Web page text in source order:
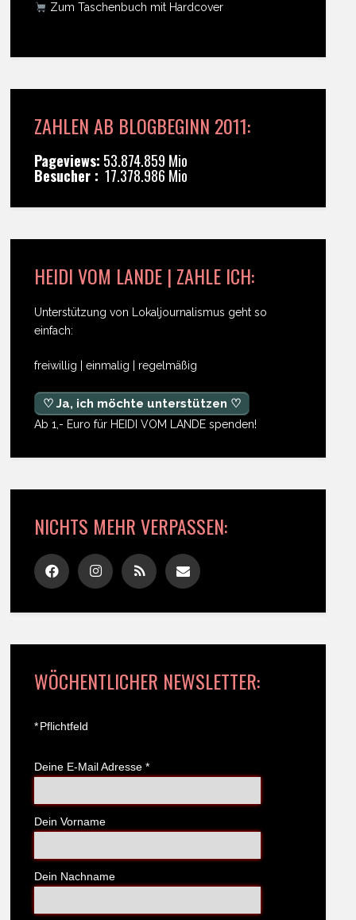
Zum Taschenbuch mit Hardcover
ZAHLEN AB BLOGBEGINN 2011:
Pageviews: 53.874.859 Mio
Besucher : 17.378.986 Mio
HEIDI VOM LANDE | ZAHLE ICH:
Unterstützung von Lokaljournalismus geht so
einfach:
freiwillig | einmalig | regelmäßig
♡ Ja, ich möchte unterstützen ♡
Ab 1,- Euro für HEIDI VOM LANDE spenden!
NICHTS MEHR VERPASSEN:
WÖCHENTLICHER NEWSLETTER:
*Pflichtfeld
Deine E-Mail Adresse *
Dein Vorname
Dein Nachname